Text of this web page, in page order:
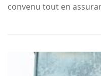
convenu tout en